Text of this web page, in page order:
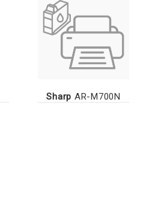
Sharp AR-M700N